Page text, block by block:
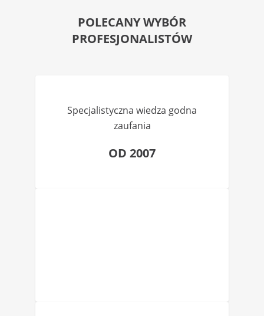
POLECANY WYBÓR
PROFESJONALISTÓW
Specjalistyczna wiedza godna
zaufania
OD 2007